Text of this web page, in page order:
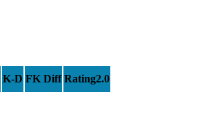
K-D FK Diff Rating2.0